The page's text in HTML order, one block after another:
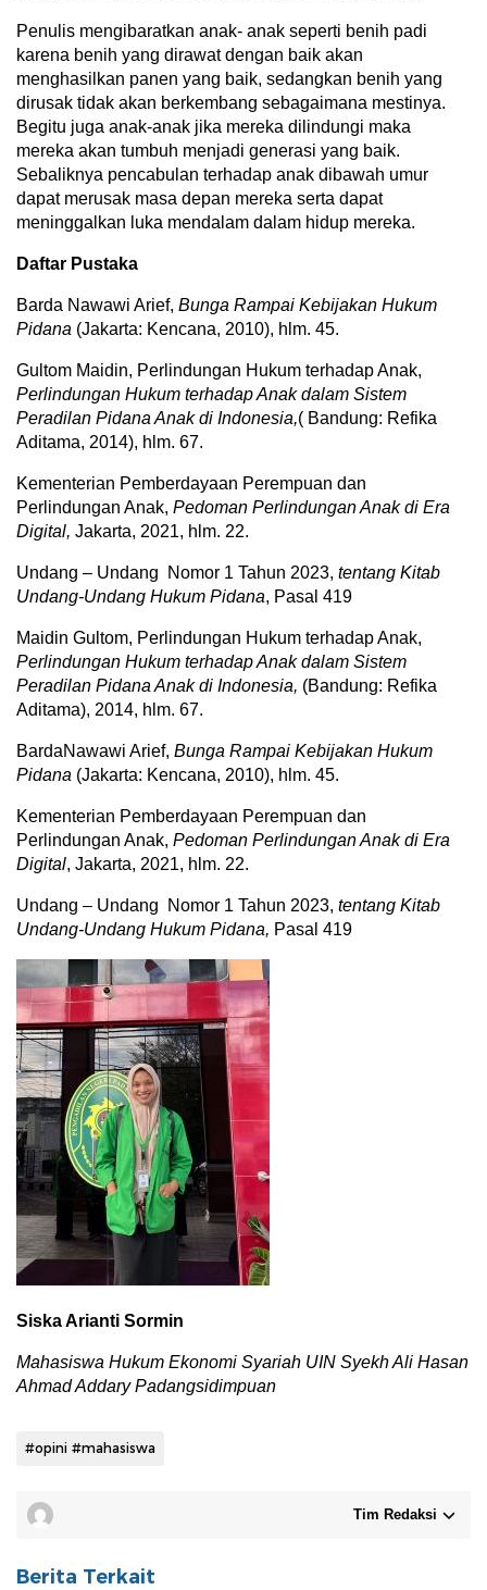
Penulis mengibaratkan anak- anak seperti benih padi
karena benih yang dirawat dengan baik akan
menghasilkan panen yang baik, sedangkan benih yang
dirusak tidak akan berkembang sebagaimana mestinya.
Begitu juga anak-anak jika mereka dilindungi maka
mereka akan tumbuh menjadi generasi yang baik.
Sebaliknya pencabulan terhadap anak dibawah umur
dapat merusak masa depan mereka serta dapat
meninggalkan luka mendalam dalam hidup mereka.
Daftar Pustaka
Barda Nawawi Arief, Bunga Rampai Kebijakan Hukum
Pidana (Jakarta: Kencana, 2010), hlm. 45.
Gultom Maidin, Perlindungan Hukum terhadap Anak,
Perlindungan Hukum terhadap Anak dalam Sistem
Peradilan Pidana Anak di Indonesia,( Bandung: Refika
Aditama, 2014), hlm. 67.
Kementerian Pemberdayaan Perempuan dan
Perlindungan Anak, Pedoman Perlindungan Anak di Era
Digital, Jakarta, 2021, hlm. 22.
Undang – Undang Nomor 1 Tahun 2023, tentang Kitab
Undang-Undang Hukum Pidana, Pasal 419
Maidin Gultom, Perlindungan Hukum terhadap Anak,
Perlindungan Hukum terhadap Anak dalam Sistem
Peradilan Pidana Anak di Indonesia, (Bandung: Refika
Aditama), 2014, hlm. 67.
BardaNawawi Arief, Bunga Rampai Kebijakan Hukum
Pidana (Jakarta: Kencana, 2010), hlm. 45.
Kementerian Pemberdayaan Perempuan dan
Perlindungan Anak, Pedoman Perlindungan Anak di Era
Digital, Jakarta, 2021, hlm. 22.
Undang – Undang Nomor 1 Tahun 2023, tentang Kitab
Undang-Undang Hukum Pidana, Pasal 419
Siska Arianti Sormin
Mahasiswa Hukum Ekonomi Syariah UIN Syekh Ali Hasan
Ahmad Addary Padangsidimpuan
#opini #mahasiswa
Tim Redaksi
Berita Terkait